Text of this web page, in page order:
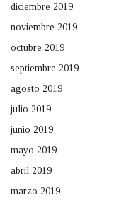
diciembre 2019
noviembre 2019
octubre 2019
septiembre 2019
agosto 2019
julio 2019
junio 2019
mayo 2019
abril 2019
marzo 2019